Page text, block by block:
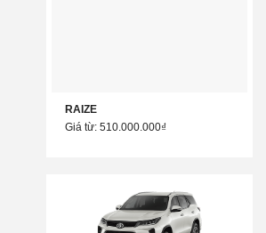
RAIZE
Giá từ: 510.000.000₫